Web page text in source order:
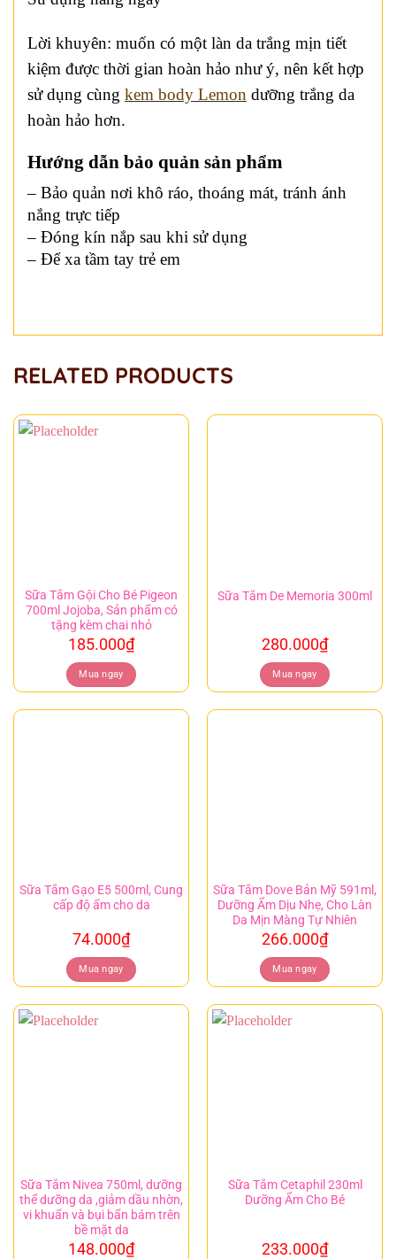
Lời khuyên: muốn có một làn da trắng mịn tiết
kiệm được thời gian hoàn hảo như ý, nên kết hợp
sử dụng cùng kem body Lemon dưỡng trắng da
hoàn hảo hơn.
Hướng dẫn bảo quản sản phẩm
– Bảo quản nơi khô ráo, thoáng mát, tránh ánh
nắng trực tiếp
– Đóng kín nắp sau khi sử dụng
– Để xa tầm tay trẻ em
RELATED PRODUCTS
Sữa Tắm Gội Cho Bé Pigeon
700ml Jojoba, Sản phẩm có
tặng kèm chai nhỏ
185.000₫
Mua ngay
Sữa Tắm De Memoria 300ml
280.000₫
Mua ngay
Sữa Tắm Gạo E5 500ml, Cung
cấp độ ẩm cho da
74.000₫
Mua ngay
Sữa Tắm Dove Bản Mỹ 591ml,
Dưỡng Ẩm Dịu Nhẹ, Cho Làn
Da Mịn Màng Tự Nhiên
266.000₫
Mua ngay
Sữa Tắm Nivea 750ml, dưỡng
thể dưỡng da ,giảm dầu nhờn,
vi khuẩn và bụi bẩn bám trên
bề mặt da
148.000₫
Sữa Tắm Cetaphil 230ml
Dưỡng Ẩm Cho Bé
233.000₫